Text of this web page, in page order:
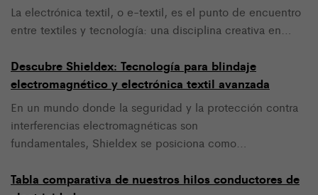
La electrónica textil, o e-textil, es el punto de encuentro
entre textiles y tecnología: una disciplina creativa en…
Descubre Shieldex: Tecnología para blindaje
electromagnético y electrónica textil avanzada
En un mundo donde la seguridad y la protección contra
interferencias electromagnéticas son
fundamentales, Shieldex se posiciona como…
Tabla comparativa de nuestros hilos conductores de